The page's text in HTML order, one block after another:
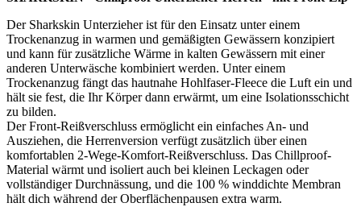
Der Sharkskin Unterzieher ist für den Einsatz unter einem
Trockenanzug in warmen und gemäßigten Gewässern konzipiert
und kann für zusätzliche Wärme in kalten Gewässern mit einer
anderen Unterwäsche kombiniert werden. Unter einem
Trockenanzug fängt das hautnahe Hohlfaser-Fleece die Luft ein und
hält sie fest, die Ihr Körper dann erwärmt, um eine Isolationsschicht
zu bilden.
Der Front-Reißverschluss ermöglicht ein einfaches An- und
Ausziehen, die Herrenversion verfügt zusätzlich über einen
komfortablen 2-Wege-Komfort-Reißverschluss. Das Chillproof-
Material wärmt und isoliert auch bei kleinen Leckagen oder
vollständiger Durchnässung, und die 100 % winddichte Membran
hält dich während der Oberflächenpausen extra warm.